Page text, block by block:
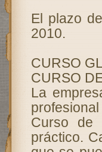
El plazo
2010.
CURSO
CURSO
La
Curso de
práctico.